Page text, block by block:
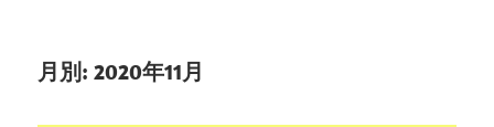
月別: 2020年11月